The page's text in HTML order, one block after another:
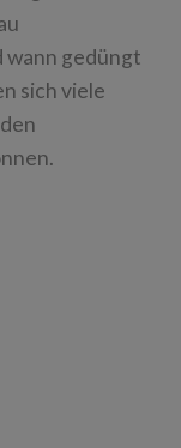
wann gedüngt
sich viele